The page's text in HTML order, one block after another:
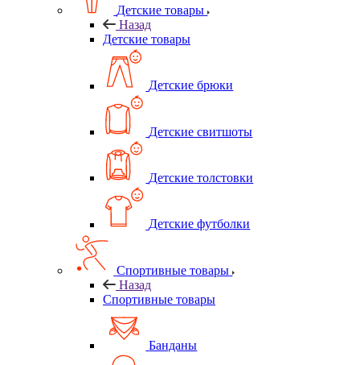
Детские товары
Назад
Детские товары
Детские брюки
Детские свитшоты
Детские толстовки
Детские футболки
Спортивные товары
Назад
Спортивные товары
Банданы